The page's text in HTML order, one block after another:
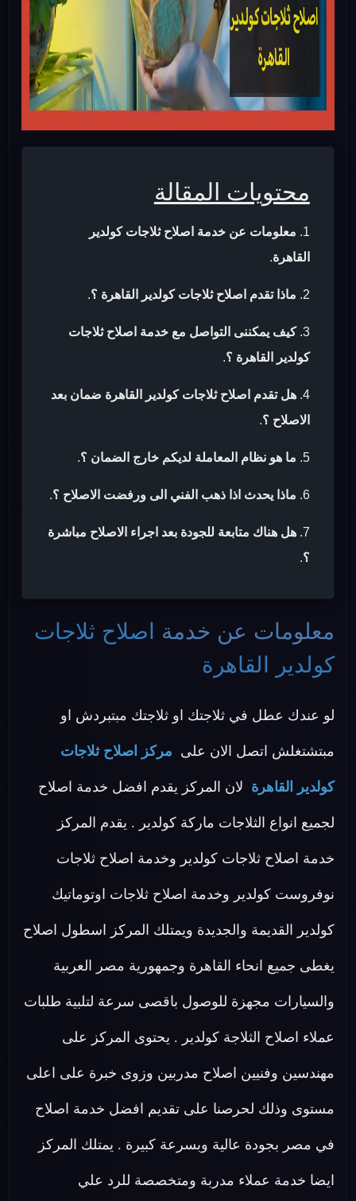
محتويات المقالة
معلومات عن خدمة اصلاح ثلاجات كولدير
القاهرة.
ماذا تقدم اصلاح ثلاجات كولدير القاهرة ؟.
كيف يمكننى التواصل مع خدمة اصلاح ثلاجات
كولدير القاهرة ؟.
هل تقدم اصلاح ثلاجات كولدير القاهرة ضمان بعد
الاصلاح ؟.
ما هو نظام المعاملة لديكم خارج الضمان ؟.
ماذا يحدث اذا ذهب الفني الى ورفضت الاصلاح ؟.
هل هناك متابعة للجودة بعد اجراء الاصلاح مباشرة
؟.
معلومات عن خدمة
اصلاح ثلاجات
كولدير القاهرة
لو عندك عطل في ثلاجتك او ثلاجتك مبتبردش او
مبتشتغلش اتصل الان على مركز اصلاح ثلاجات
كولدير القاهرة لان المركز يقدم افضل خدمة اصلاح
لجميع انواع الثلاجات ماركة كولدير . يقدم المركز
خدمة اصلاح ثلاجات كولدير وخدمة اصلاح ثلاجات
نوفروست كولدير وخدمة اصلاح ثلاجات اوتوماتيك
كولدير القديمة والجديدة ويمتلك المركز اسطول اصلاح
يغطى جميع انحاء القاهرة وجمهورية مصر العربية
والسيارات مجهزة للوصول باقصى سرعة لتلبية طلبات
عملاء اصلاح الثلاجة كولدير . يحتوى المركز على
مهندسين وفنيين اصلاح مدربين وزوى خبرة على اعلى
مستوى وذلك لحرصنا على تقديم افضل خدمة اصلاح
في مصر بجودة عالية وبسرعة كبيرة . يمتلك المركز
ايضا خدمة عملاء مدربة ومتخصصة للرد علي